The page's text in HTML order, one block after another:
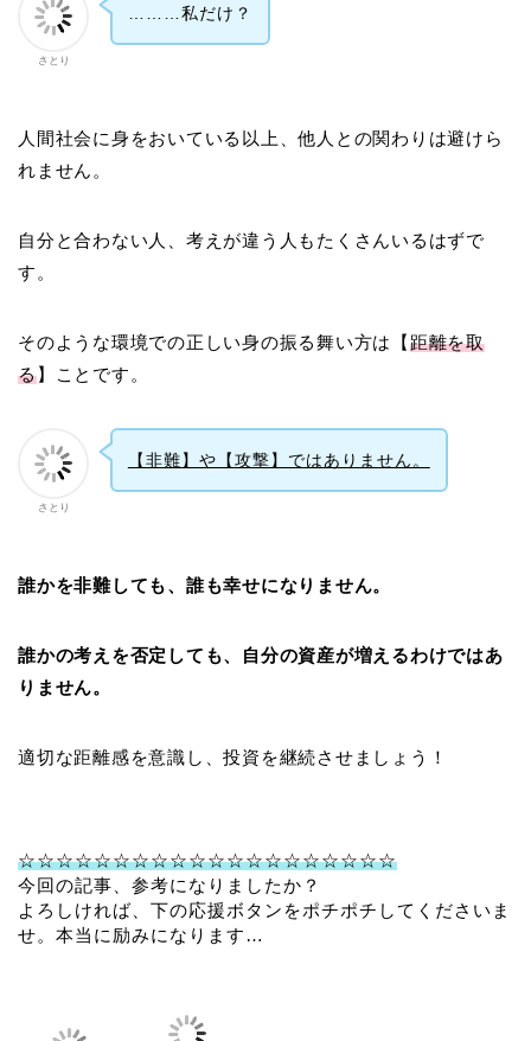
さとり
………私だけ？
人間社会に身をおいている以上、他人との関わりは避けら
れません。
自分と合わない人、考えが違う人もたくさんいるはずで
す。
そのような環境での正しい身の振る舞い方は【距離を取
る】ことです。
さとり
【非難】や【攻撃】ではありません。
誰かを非難しても、誰も幸せになりません。
誰かの考えを否定しても、自分の資産が増えるわけではあ
りません。
適切な距離感を意識し、投資を継続させましょう！
☆☆☆☆☆☆☆☆☆☆☆☆☆☆☆☆☆☆☆☆
今回の記事、参考になりましたか？
よろしければ、下の応援ボタンをポチポチしてくださいま
せ。本当に励みになります…